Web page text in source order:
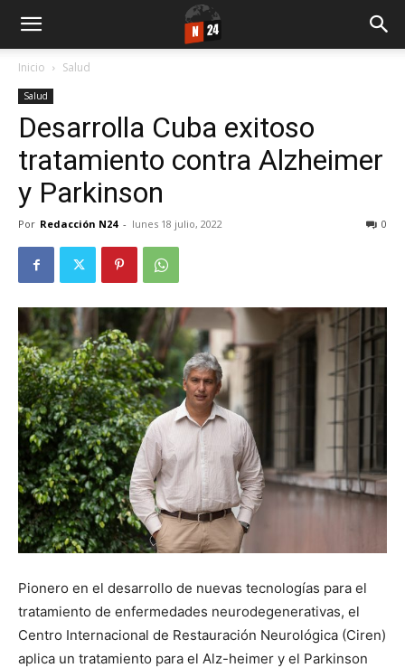
Inicio Salud
Salud
Desarrolla Cuba exitoso
tratamiento contra Alzheimer
y Parkinson
Por Redacción N24 - lunes 18 julio, 2022 0
Pionero en el desarrollo de nuevas tecnologías para el
tratamiento de enfermedades neurodegenerativas, el
Centro Internacional de Restauración Neurológica (Ciren)
aplica un tratamiento para el Alz-heimer y el Parkinson